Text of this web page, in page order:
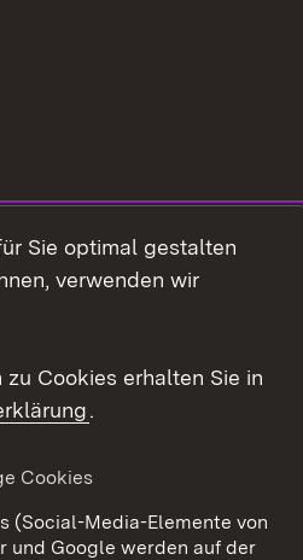
Datenschutz
Cookies
Sie optimal gestalten
verwenden wir
Cookies erhalten Sie in
.
Cookies
(Social-Media-Elemente von
und Google werden auf der